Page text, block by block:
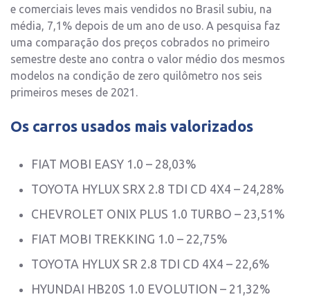
e comerciais leves mais vendidos no Brasil subiu, na
média, 7,1% depois de um ano de uso. A pesquisa faz
uma comparação dos preços cobrados no primeiro
semestre deste ano contra o valor médio dos mesmos
modelos na condição de zero quilômetro nos seis
primeiros meses de 2021.
Os carros usados mais valorizados
FIAT MOBI EASY 1.0 – 28,03%
TOYOTA HYLUX SRX 2.8 TDI CD 4X4 – 24,28%
CHEVROLET ONIX PLUS 1.0 TURBO – 23,51%
FIAT MOBI TREKKING 1.0 – 22,75%
TOYOTA HYLUX SR 2.8 TDI CD 4X4 – 22,6%
HYUNDAI HB20S 1.0 EVOLUTION – 21,32%